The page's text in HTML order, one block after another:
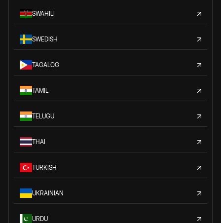
SWAHILI
SWEDISH
TAGALOG
TAMIL
TELUGU
THAI
TURKISH
UKRAINIAN
URDU